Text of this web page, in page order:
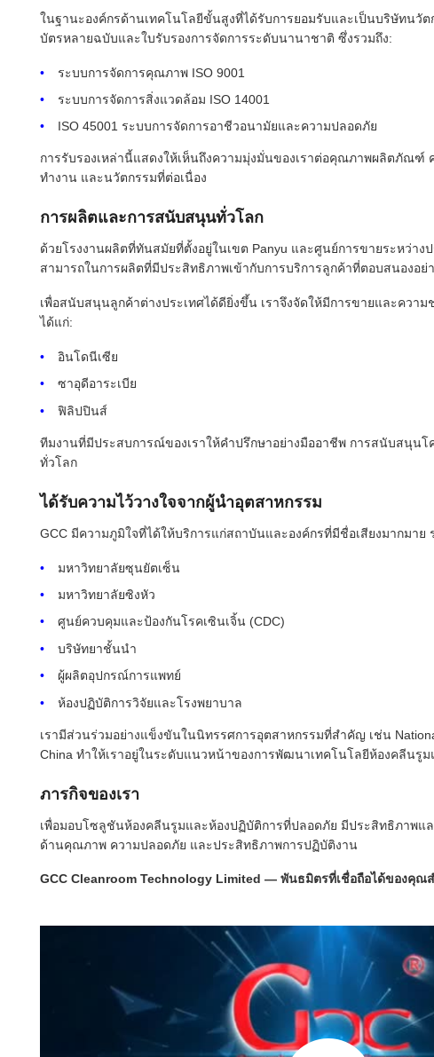
ในฐานะองค์กรด้านเทคโนโลยีขั้นสูงที่ได้รับการยอมรับและเป็นบริษัทนวัต
บัตรหลายฉบับและใบรับรองการจัดการระดับนานาชาติ ซึ่งรวมถึง:
ระบบการจัดการคุณภาพ ISO 9001
ระบบการจัดการสิ่งแวดล้อม ISO 14001
ISO 45001 ระบบการจัดการอาชีวอนามัยและความปลอดภัย
การรับรองเหล่านี้แสดงให้เห็นถึงความมุ่งมั่นของเราต่อคุณภาพผลิตภัณ
ทำงาน และนวัตกรรมที่ต่อเนื่อง
การผลิตและการสนับสนุนทั่วโลก
ด้วยโรงงานผลิตที่ทันสมัยที่ตั้งอยู่ในเขต Panyu และศูนย์การขายระหว่าง
สามารถในการผลิตที่มีประสิทธิภาพเข้ากับการบริการลูกค้าที่ตอบสนองอย่า
เพื่อสนับสนุนลูกค้าต่างประเทศได้ดียิ่งขึ้น เราจึงจัดให้มีการขายและควา
ได้แก่:
อินโดนีเซีย
ซาอุดีอาระเบีย
ฟิลิปปินส์
ทีมงานที่มีประสบการณ์ของเราให้คำปรึกษาอย่างมืออาชีพ การสนับสนุนโ
ทั่วโลก
ได้รับความไว้วางใจจากผู้นำอุตสาหกรรม
GCC มีความภูมิใจที่ได้ให้บริการแก่สถาบันและองค์กรที่มีชื่อเสียงมากมาย
มหาวิทยาลัยซุนยัตเซ็น
มหาวิทยาลัยซิงหัว
ศูนย์ควบคุมและป้องกันโรคเซินเจิ้น (CDC)
บริษัทยาชั้นนำ
ผู้ผลิตอุปกรณ์การแพทย์
ห้องปฏิบัติการวิจัยและโรงพยาบาล
เรามีส่วนร่วมอย่างแข็งขันในนิทรรศการอุตสาหกรรมที่สำคัญ เช่น
China ทำให้เราอยู่ในระดับแนวหน้าของการพัฒนาเทคโนโลยีห้องคลีนรู
ภารกิจของเรา
เพื่อมอบโซลูชันห้องคลีนรูมและห้องปฏิบัติการที่ปลอดภัย มีประสิทธิภาพแ
ด้านคุณภาพ ความปลอดภัย และประสิทธิภาพการปฏิบัติงาน
GCC Cleanroom Technology Limited — พันธมิตรที่เชื่อถือได้ของคุ